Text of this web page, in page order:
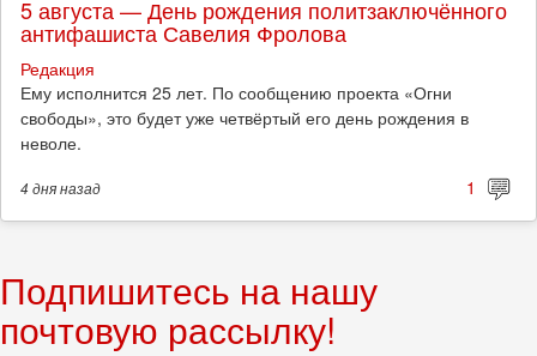
5 августа — День рождения политзаключённого
антифашиста Савелия Фролова
Редакция
Ему исполнится 25 лет. По сообщению проекта «Огни
свободы», это будет уже четвёртый его день рождения в
неволе.
4 дняназад 1
Подпишитесь на нашу
почтовую рассылку!